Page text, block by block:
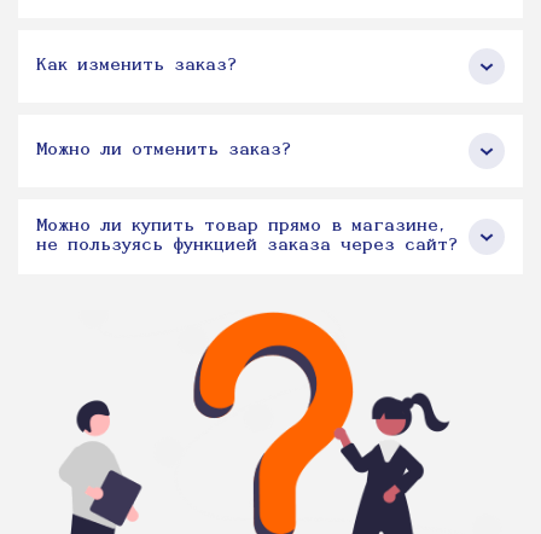
Как изменить заказ?
Можно ли отменить заказ?
Можно ли купить товар прямо в магазине,
не пользуясь функцией заказа через сайт?